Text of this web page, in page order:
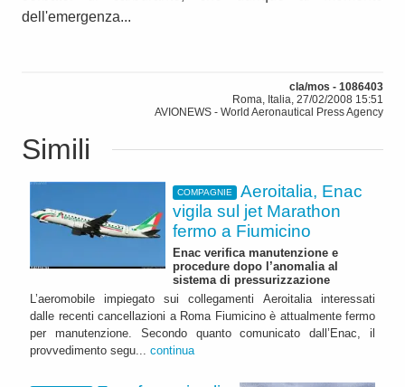
dell'emergenza...
cla/mos - 1086403
Roma, Italia, 27/02/2008 15:51
AVIONEWS - World Aeronautical Press Agency
Simili
COMPAGNIE
Aeroitalia, Enac
vigila sul jet Marathon
fermo a Fiumicino
Enac verifica manutenzione e
procedure dopo l’anomalia al
sistema di pressurizzazione
L’aeromobile impiegato sui collegamenti Aeroitalia interessati
dalle recenti cancellazioni a Roma Fiumicino è attualmente fermo
per manutenzione. Secondo quanto comunicato dall’Enac, il
provvedimento segu... continua